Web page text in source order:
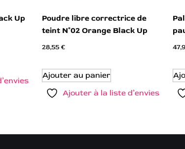
Up
Poudre libre correctrice de
teint N°02 Orange Black Up
28,55€
Ajouter au panier
Ajouter à la liste d’envies